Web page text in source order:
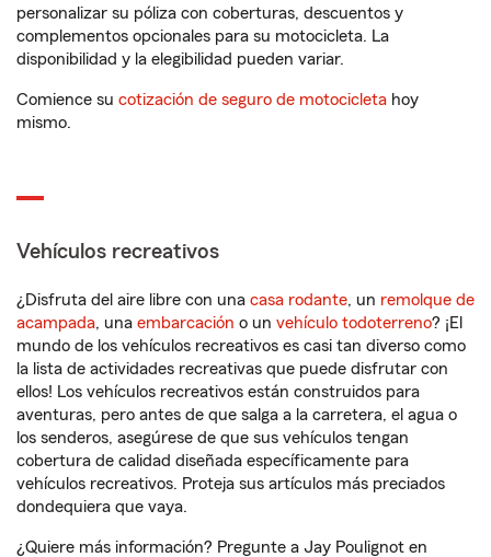
personalizar su póliza con coberturas, descuentos y
complementos opcionales para su motocicleta. La
disponibilidad y la elegibilidad pueden variar.
Comience su cotización de seguro de motocicleta hoy
mismo.
Vehículos recreativos
¿Disfruta del aire libre con una casa rodante, un remolque de
acampada, una embarcación o un vehículo todoterreno? ¡El
mundo de los vehículos recreativos es casi tan diverso como
la lista de actividades recreativas que puede disfrutar con
ellos! Los vehículos recreativos están construidos para
aventuras, pero antes de que salga a la carretera, el agua o
los senderos, asegúrese de que sus vehículos tengan
cobertura de calidad diseñada específicamente para
vehículos recreativos. Proteja sus artículos más preciados
dondequiera que vaya.
¿Quiere más información? Pregunte a Jay Poulignot en